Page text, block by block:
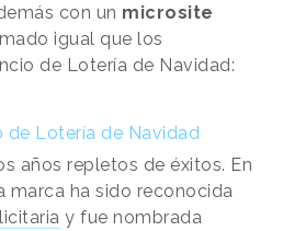
con un microsite
igual que los
de Lotería de Navidad:
de Lotería de Navidad
años repletos de éxitos. En
marca ha sido reconocida
y fue nombrada